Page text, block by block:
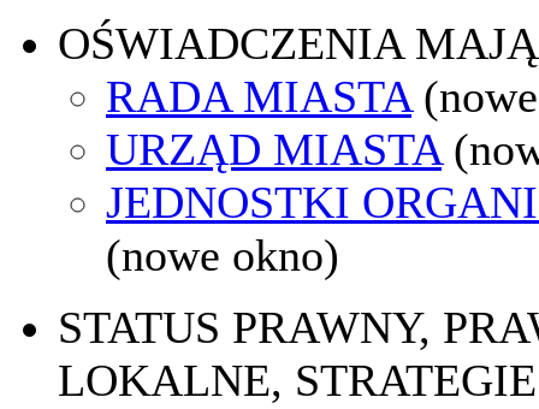
OŚWIADCZENIA
RADA MIASTA
URZĄD MIASTA
JEDNOSTKI
(nowe okno)
STATUS PRAWNY,
LOKALNE,